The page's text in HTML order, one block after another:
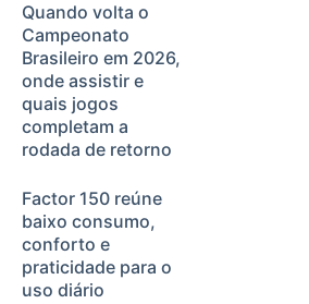
Quando volta o
Campeonato
Brasileiro em 2026,
onde assistir e
quais jogos
completam a
rodada de retorno
Factor 150 reúne
baixo consumo,
conforto e
praticidade para o
uso diário